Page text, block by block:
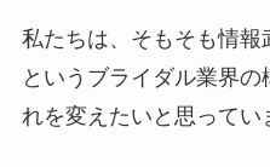
私たちは、そもそも情報
というブライダル業界
れを変えたいと思ってい